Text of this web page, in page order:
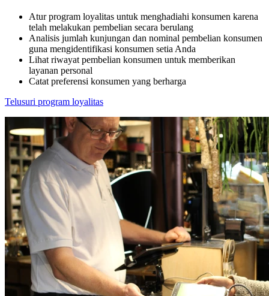
Atur program loyalitas untuk menghadiahi konsumen karena
telah melakukan pembelian secara berulang
Analisis jumlah kunjungan dan nominal pembelian konsumen
guna mengidentifikasi konsumen setia Anda
Lihat riwayat pembelian konsumen untuk memberikan
layanan personal
Catat preferensi konsumen yang berharga
Telusuri program loyalitas